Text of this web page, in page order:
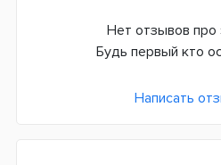
Нет отзывов про
Будь первый кто
Написать